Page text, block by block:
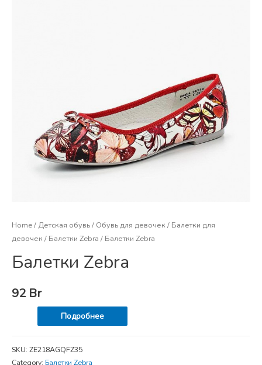
Home/ Детская обувь/ Обувь для девочек / Балетки для
девочек / Балетки Zebra / Балетки Zebra
Балетки Zebra
92 Br
Подробнее
SKU: ZE218AGQFZ35
Category: Балетки Zebra